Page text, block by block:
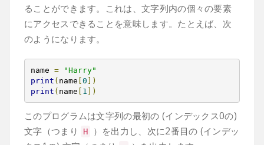
ることができます。これは、文字列内の個々の要素
にアクセスできることを意味します。たとえば、次
のようになります。
name =
"Harry"
print ( name [0 ])
print ( name [ 1 ])
このプログラムは文字列の最初の (インデックス0の)
文字（つまり
H
）を出力し、次に2番目の (インデッ